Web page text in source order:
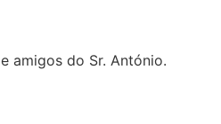
amigos do Sr. António.